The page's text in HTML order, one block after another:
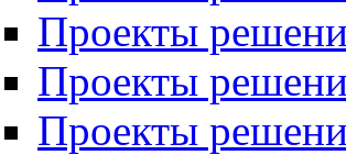
Проекты
Проекты
Проекты